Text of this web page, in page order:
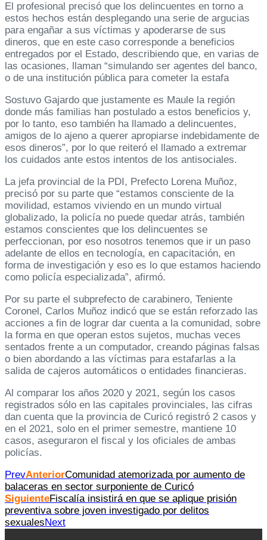
El profesional precisó que los delincuentes en torno a
estos hechos están desplegando una serie de argucias
para engañar a sus víctimas y apoderarse de sus
dineros, que en este caso corresponde a beneficios
entregados por el Estado, describiendo que, en varias de
las ocasiones, llaman “simulando ser agentes del banco,
o de una institución pública para cometer la estafa
Sostuvo Gajardo que justamente es Maule la región
donde más familias han postulado a estos beneficios y,
por lo tanto, eso también ha llamado a delincuentes,
amigos de lo ajeno a querer apropiarse indebidamente de
esos dineros”, por lo que reiteró el llamado a extremar
los cuidados ante estos intentos de los antisociales.
La jefa provincial de la PDI, Prefecto Lorena Muñoz,
precisó por su parte que “estamos consciente de la
movilidad, estamos viviendo en un mundo virtual
globalizado, la policía no puede quedar atrás, también
estamos conscientes que los delincuentes se
perfeccionan, por eso nosotros tenemos que ir un paso
adelante de ellos en tecnología, en capacitación, en
forma de investigación y eso es lo que estamos haciendo
como policía especializada”, afirmó.
Por su parte el subprefecto de carabinero, Teniente
Coronel, Carlos Muñoz indicó que se están reforzado las
acciones a fin de lograr dar cuenta a la comunidad, sobre
la forma en que operan estos sujetos, muchas veces
sentados frente a un computador, creando páginas falsas
o bien abordando a las víctimas para estafarlas a la
salida de cajeros automáticos o entidades financieras.
Al comparar los años 2020 y 2021, según los casos
registrados sólo en las capitales provinciales, las cifras
dan cuenta que la provincia de Curicó registró 2 casos y
en el 2021, solo en el primer semestre, mantiene 10
casos, aseguraron el fiscal y los oficiales de ambas
policías.
PrevAnteriorComunidad atemorizada por aumento de
balaceras en sector surponiente de Curicó
SiguienteFiscalía insistirá en que se aplique prisión
preventiva sobre joven investigado por delitos
sexualesNext